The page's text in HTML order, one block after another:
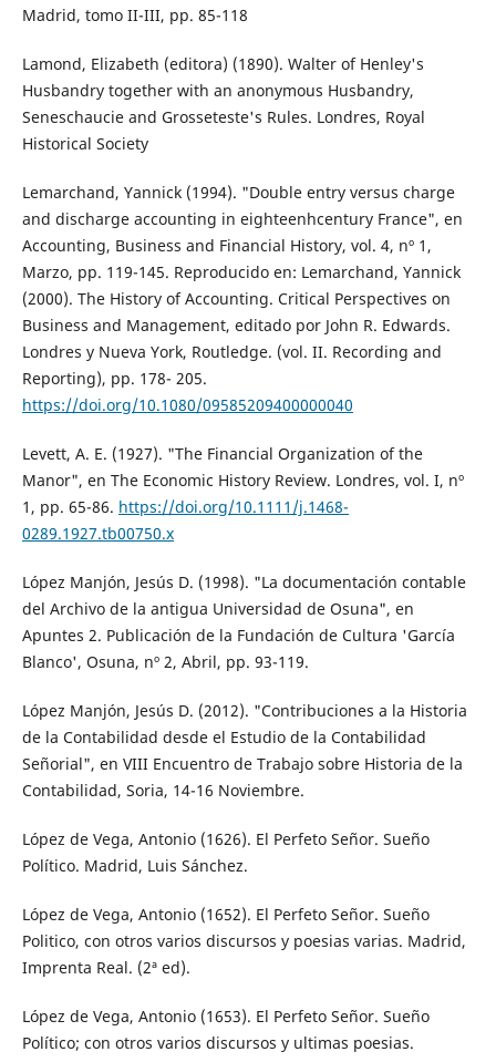
Madrid, tomo II-III, pp. 85-118
Lamond, Elizabeth (editora) (1890). Walter of Henley's
Husbandry together with an anonymous Husbandry,
Seneschaucie and Grosseteste's Rules. Londres, Royal
Historical Society
Lemarchand, Yannick (1994). "Double entry versus charge
and discharge accounting in eighteenhcentury France", en
Accounting, Business and Financial History, vol. 4, nº 1,
Marzo, pp. 119-145. Reproducido en: Lemarchand, Yannick
(2000). The History of Accounting. Critical Perspectives on
Business and Management, editado por John R. Edwards.
Londres y Nueva York, Routledge. (vol. II. Recording and
Reporting), pp. 178- 205.
https://doi.org/10.1080/09585209400000040
Levett, A. E. (1927). "The Financial Organization of the
Manor", en The Economic History Review. Londres, vol. I, nº
1, pp. 65-86. https://doi.org/10.1111/j.1468-
0289.1927.tb00750.x
López Manjón, Jesús D. (1998). "La documentación contable
del Archivo de la antigua Universidad de Osuna", en
Apuntes 2. Publicación de la Fundación de Cultura 'García
Blanco', Osuna, nº 2, Abril, pp. 93-119.
López Manjón, Jesús D. (2012). "Contribuciones a la Historia
de la Contabilidad desde el Estudio de la Contabilidad
Señorial", en VIII Encuentro de Trabajo sobre Historia de la
Contabilidad, Soria, 14-16 Noviembre.
López de Vega, Antonio (1626). El Perfeto Señor. Sueño
Político. Madrid, Luis Sánchez.
López de Vega, Antonio (1652). El Perfeto Señor. Sueño
Politico, con otros varios discursos y poesias varias. Madrid,
Imprenta Real. (2ª ed).
López de Vega, Antonio (1653). El Perfeto Señor. Sueño
Político; con otros varios discursos y ultimas poesias.